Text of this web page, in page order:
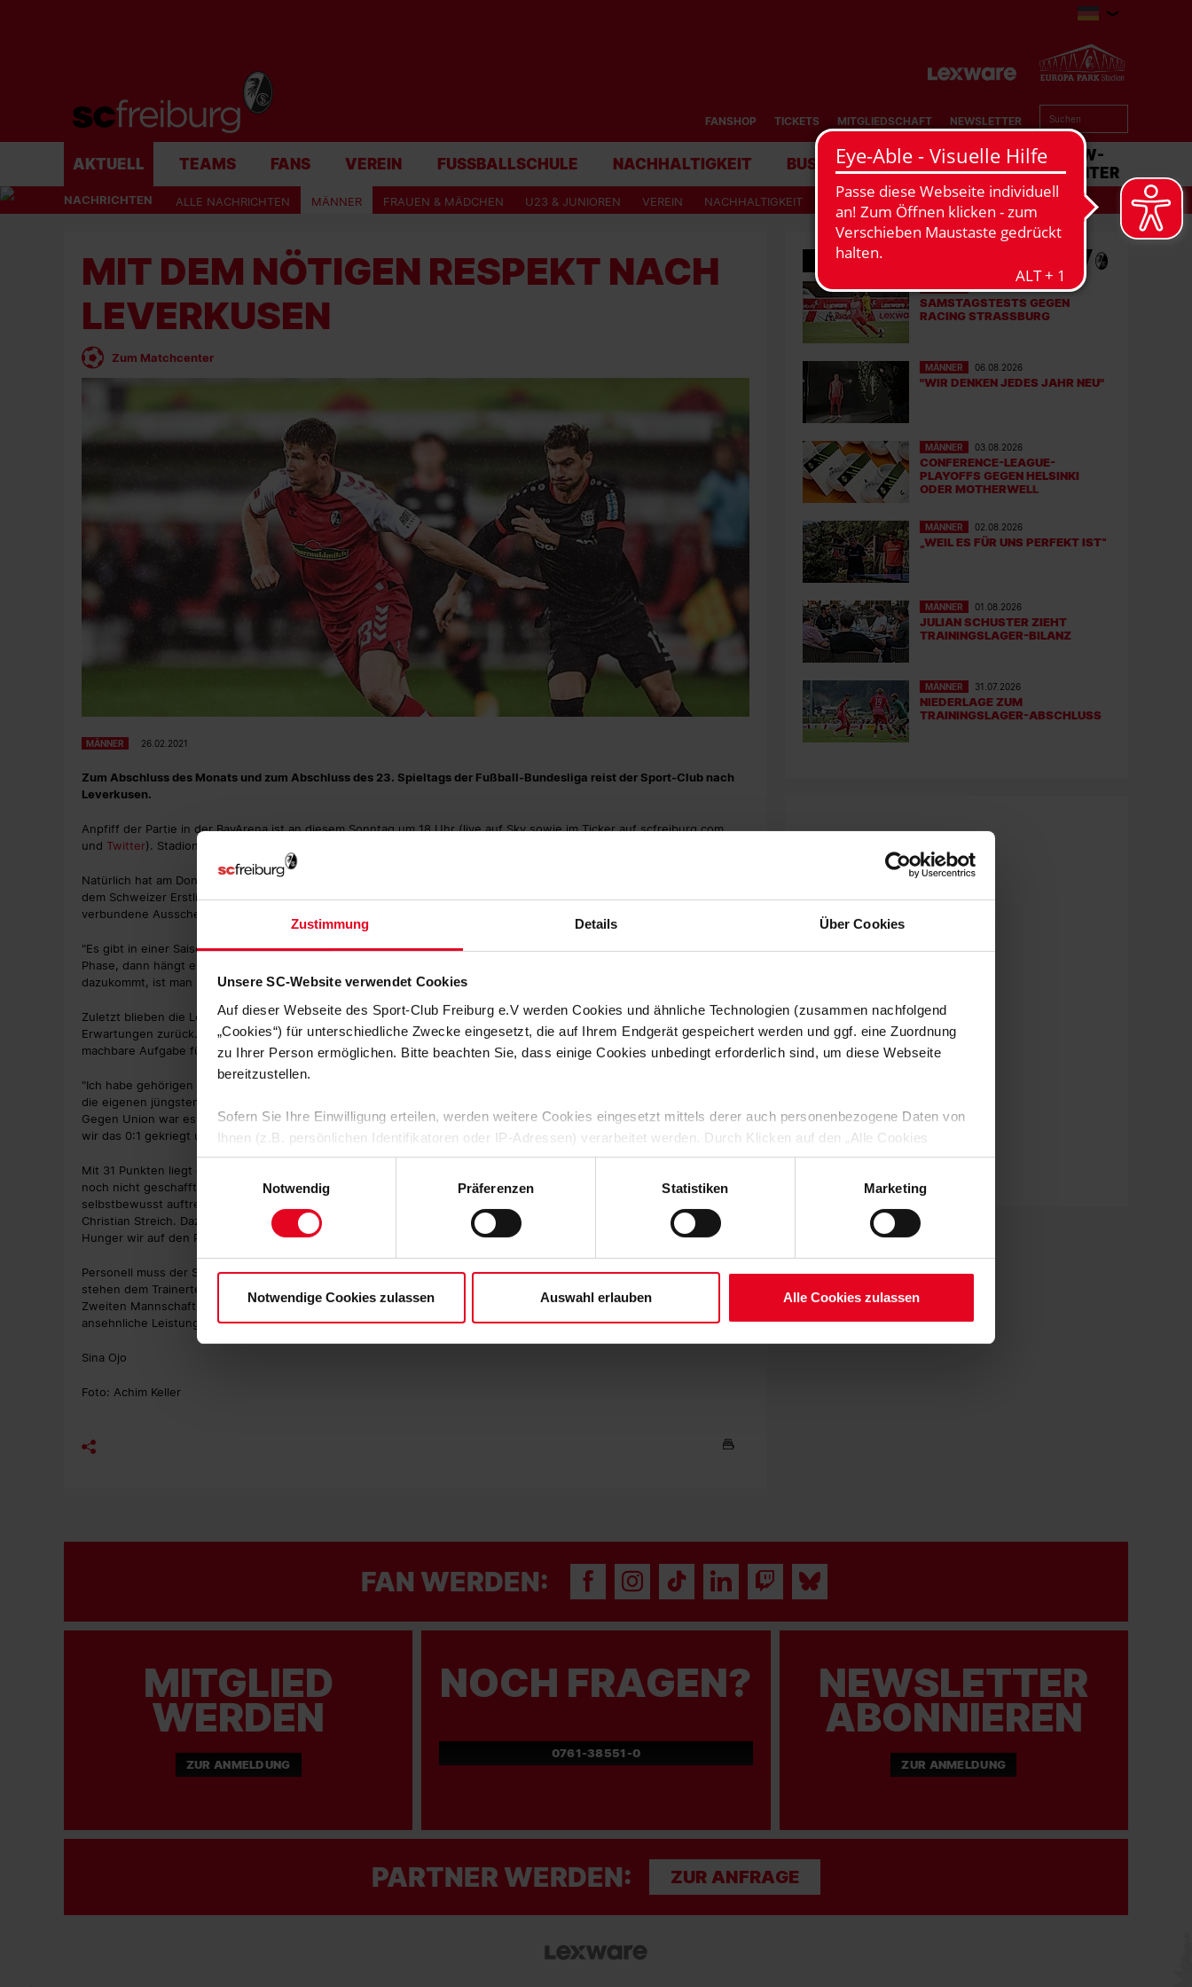
Zustimmung Details Über Cookies
Unsere SC-Website verwendet Cookies
Auf dieser Webseite des Sport-Club Freiburg e.V werden Cookies und ähnliche Technologien (zusammen nachfolgend
„Cookies“) für unterschiedliche Zwecke eingesetzt, die auf Ihrem Endgerät gespeichert werden und ggf. eine Zuordnung
zu Ihrer Person ermöglichen. Bitte beachten Sie, dass einige Cookies unbedingt erforderlich sind, um diese Webseite
bereitzustellen.
Sofern Sie Ihre Einwilligung erteilen, werden weitere Cookies eingesetzt mittels derer auch personenbezogene Daten von
Ihnen (z.B. persönlichen Identifikatoren oder IP-Adressen) verarbeitet werden. Durch Klicken auf den „Alle Cookies
zulassen“-Button stimmen Sie der Speicherung aller aufgeführten Cookies und der entsprechenden Verarbeitung Ihrer
personenbezogenen Daten für die unten jeweils angegebene Zwecke gem. § 25 Abs. 1 TDDDG, Art. 6 Abs. 1 lit. a DSGVO
Soweit Sie „Notwendige Cookies“ auswählen, werden nur unbedingt erforderliche Cookies eingesetzt. Ihre etwaig erteilten
Notwendig
Präferenzen Statistiken Marketing
Notwendige Cookies zulassen Auswahl erlauben Alle Cookies zulassen
FANSHOP TICKETS MITGLIEDSCHAFT NEWSLETTER
AKTUELL TEAMS FANS VEREIN FUSSBALLSCHULE NACHHALTIGKEIT BUSINESS STADION MATCHCENTER
NACHRICHTEN ALLE NACHRICHTEN MÄNNER FRAUEN & MÄDCHEN U23 & JUNIOREN VEREIN NACHHALTIGKEIT
MIT DEM NÖTIGEN RESPEKT NACH
LEVERKUSEN
Zum Matchcenter
MÄNNER 26.02.2021
Zum Abschluss des Monats und zum Abschluss des 23. Spieltags der Fußball-Bundesliga reist der Sport-Club nach
Leverkusen.
Anpfiff der Partie in der BayArena ist an diesem Sonntag um 18 Uhr (live auf Sky sowie im Ticker auf scfreiburg.com
und Twitter). Stadion-Zuschauer sind mit Blick auf die Corona-Pandemie weiterhin nicht zugelassen.
Natürlich hat am Donnerstagabend auch Christian Streich das Europa-League-Spiel zwischen Bayer Leverkusen und
dem Schweizer Erstligisten Young Boys Bern im Fernsehen verfolgt, das 0:2 des deutschen Topclubs und das damit
verbundene Ausscheiden aus dem Wettbewerb.
"Es gibt in einer Saison immer Phasen, in denen Mannschaften nicht gewinnen. Leverkusen hat gerade eine schwierige
Phase, dann hängt es an Kleinigkeiten – und wenn diese Kleinigkeiten sich summieren und noch ein bisschen Pech
dazukommt, ist man nicht erfolgreich", sagt der SC-Trainer an diesem Freitag im Rahmen der digitalen Pressekonferenz.
Zuletzt blieben die Leverkusener auch in der Liga, in der sie mit 37 Zählern Fünfter sind, hinter den eigenen
Erwartungen zurück. Auf ein 2:2 gegen den 1. FSV Mainz 05 folgte ein 1:1 beim FC Augsburg. Doch daraus eine
machbare Aufgabe für das eigene Duell ableiten? Keineswegs.
"Ich habe gehörigen Respekt vor dem Spiel am Sonntag", sagt Christian Streich, und nimmt fast im gleichen Atemzug
die eigenen jüngsten Leistungen selbstkritisch in den Blick: "Wir waren beim 0:0 in Bremen nicht ballsicher genug.
Gegen Union war es von der Ordnung her eigentlich gut, aber manche hatten nicht ihre beste Tagesform. Dann haben
wir das 0:1 gekriegt und verloren."
Mit 31 Punkten liegt der Sport-Club nach wie vor auf einem achtbaren neunten Platz, doch der Klassenerhalt ist damit
noch nicht geschafft. Umso wichtiger also, möglichst zeitnah die nächsten Punkte einzufahren. "Wir wollen natürlich
selbstbewusst auftreten und schauen, dass wir mit dem Ball gerade im vorderen Drittel noch mal besser spielen", sagt
Christian Streich. Dazu müsse man sehen, "welche Qualität, welche Verbissenheit, welche Bereitschaft und welchen
Hunger wir auf den Platz bringen können".
Personell muss der SC Freiburg auf Changhoon Kwon und Mark Flekken (beide Aufbautraining) verzichten. Ansonsten
stehen dem Trainerteam alle Akteure zur Verfügung. Darunter auch Guus Til, der am Dienstag Spielpraxis bei der
Zweiten Mannschaft in der Regionalliga Südwest sammelte und beim 4:1-Sieg gegen den TSV Schott Mainz seine
ansehnliche Leistung mit zwei Toren garnierte.
Sina Ojo
Foto: Achim Keller
MÄNNER 07.08.2026
SAMSTAGSTESTS GEGEN
RACING STRASSBURG
MÄNNER 06.08.2026
"WIR DENKEN JEDES JAHR NEU"
MÄNNER 03.08.2026
CONFERENCE-LEAGUE-
PLAYOFFS GEGEN HELSINKI
ODER MOTHERWELL
MÄNNER 02.08.2026
„WEIL ES FÜR UNS PERFEKT IST“
MÄNNER 01.08.2026
JULIAN SCHUSTER ZIEHT
TRAININGSLAGER-BILANZ
MÄNNER 31.07.2026
NIEDERLAGE ZUM
TRAININGSLAGER-ABSCHLUSS
FAN WERDEN:
MITGLIED
WERDEN
ZUR ANMELDUNG
NOCH FRAGEN?
0761-38551-0
NEWSLETTER
ABONNIEREN
ZUR ANMELDUNG
PARTNER WERDEN: ZUR ANFRAGE